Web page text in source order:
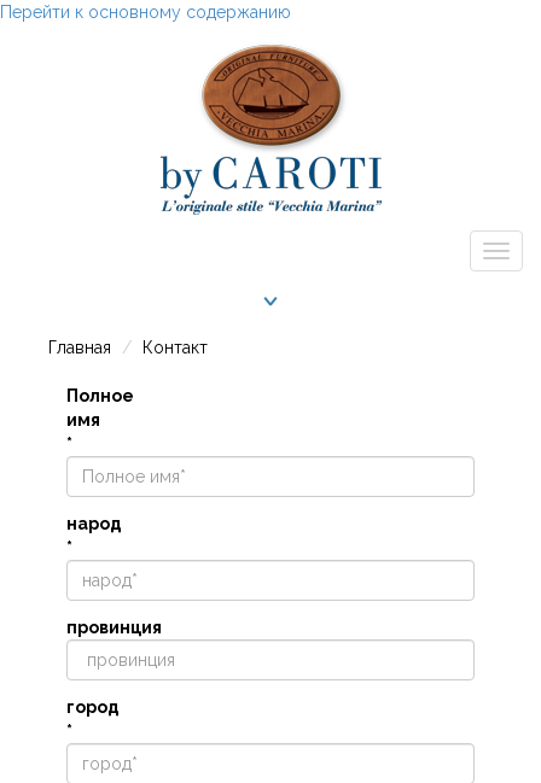
Перейти к основному содержанию
Главная Контакт
Полное
имя
*
народ
*
провинция
город
*